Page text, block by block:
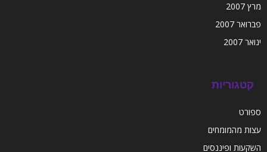
מרץ 2007
פברואר 2007
ינואר 2007
קטגוריות
ספורט
עצות מהמומחים
השקעות ופיננסים